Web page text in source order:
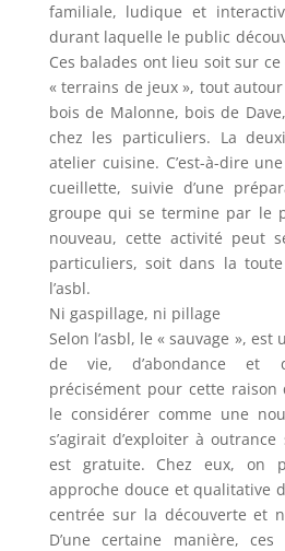
familiale, ludique et
durant laquelle le public
Ces balades ont lieu soit sur
« terrains de jeux », tout
bois de Malonne, bois de
chez les particuliers. La
atelier cuisine. C’est-à-dire
cueillette, suivie d’une
groupe qui se termine par le
nouveau, cette activité peut
particuliers, soit dans la
l’asbl.
Ni gaspillage, ni pillage
Selon l’asbl, le « sauvage »,
de vie, d’abondance et
précisément pour cette raison
le considérer comme une
s’agirait d’exploiter à
est gratuite. Chez eux, on
approche douce et qualitative
centrée sur la découverte et
D’une certaine manière,